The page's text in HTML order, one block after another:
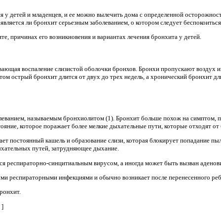
у детей и младенцев, и ее можно вылечить дома с определенной
ли бронхит серьезным заболеванием, о котором следует
причинах его возникновения и вариантах лечения бронхита у детей.
воспаление слизистой оболочки бронхов. Бронхи пропускают воздух
острый бронхит длится от двух до трех недель, а хронический бронхит
называемым бронхиолитом (1). Бронхит больше похож на симптом,
которое поражает более мелкие дыхательные пути, которые отходят от
постоянный кашель и образование слизи, которая блокирует попадание
путей, затрудняющее дыхание.
респираторно-синцитиальным вирусом, а иногда может быть вызван
респираторными инфекциями и обычно возникает после перенесенного
]